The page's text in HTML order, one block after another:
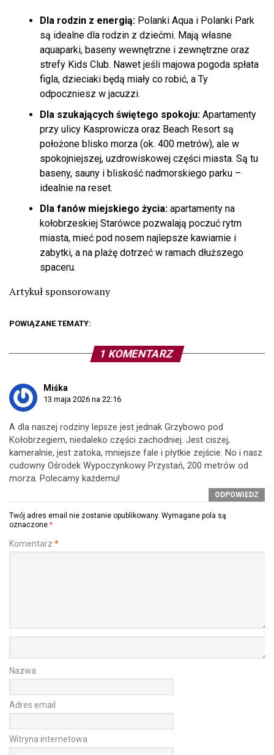
Dla rodzin z energią: Polanki Aqua i Polanki Park
są idealne dla rodzin z dziećmi. Mają własne
aquaparki, baseny wewnętrzne i zewnętrzne oraz
strefy Kids Club. Nawet jeśli majowa pogoda spłata
figla, dzieciaki będą miały co robić, a Ty
odpoczniesz w jacuzzi.
Dla szukających świętego spokoju: Apartamenty
przy ulicy Kasprowicza oraz Beach Resort są
położone blisko morza (ok. 400 metrów), ale w
spokojniejszej, uzdrowiskowej części miasta. Są tu
baseny, sauny i bliskość nadmorskiego parku –
idealnie na reset.
Dla fanów miejskiego życia: apartamenty na
kołobrzeskiej Starówce pozwalają poczuć rytm
miasta, mieć pod nosem najlepsze kawiarnie i
zabytki, a na plażę dotrzeć w ramach dłuższego
spaceru.
Artykuł sponsorowany
POWIĄZANE TEMATY:
1 KOMENTARZ
Miśka
13 maja 2026 na 22:16
A dla naszej rodziny lepsze jest jednak Grzybowo pod
Kołobrzegiem, niedaleko części zachodniej. Jest ciszej,
kameralnie, jest zatoka, mniejsze fale i płytkie zejście. No i nasz
cudowny Ośrodek Wypoczynkowy Przystań, 200 metrów od
morza. Polecamy każdemu!
ODPOWIEDZ
Twój adres email nie zostanie opublikowany. Wymagane pola są
oznaczone *
Komentarz *
Nazwa
Adres email
Witryna internetowa